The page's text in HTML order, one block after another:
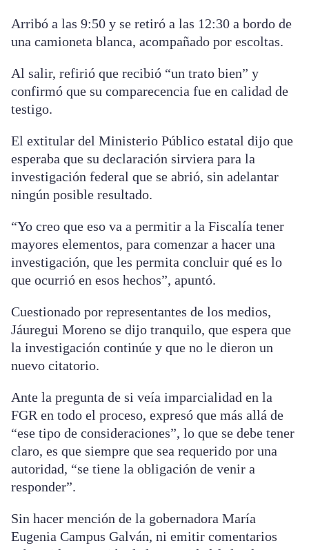
Arribó a las 9:50 y se retiró a las 12:30 a bordo de
una camioneta blanca, acompañado por escoltas.
Al salir, refirió que recibió “un trato bien” y
confirmó que su comparecencia fue en calidad de
testigo.
El extitular del Ministerio Público estatal dijo que
esperaba que su declaración sirviera para la
investigación federal que se abrió, sin adelantar
ningún posible resultado.
“Yo creo que eso va a permitir a la Fiscalía tener
mayores elementos, para comenzar a hacer una
investigación, que les permita concluir qué es lo
que ocurrió en esos hechos”, apuntó.
Cuestionado por representantes de los medios,
Jáuregui Moreno se dijo tranquilo, que espera que
la investigación continúe y que no le dieron un
nuevo citatorio.
Ante la pregunta de si veía imparcialidad en la
FGR en todo el proceso, expresó que más allá de
“ese tipo de consideraciones”, lo que se debe tener
claro, es que siempre que sea requerido por una
autoridad, “se tiene la obligación de venir a
responder”.
Sin hacer mención de la gobernadora María
Eugenia Campus Galván, ni emitir comentarios